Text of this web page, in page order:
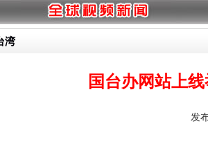
湾
国台办网站上
发